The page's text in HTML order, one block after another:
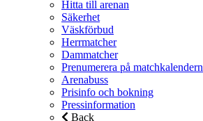
Hitta till arenan
Säkerhet
Väskförbud
Herrmatcher
Dammatcher
Prenumerera på matchkalendern
Arenabuss
Prisinfo och bokning
Pressinformation
Back